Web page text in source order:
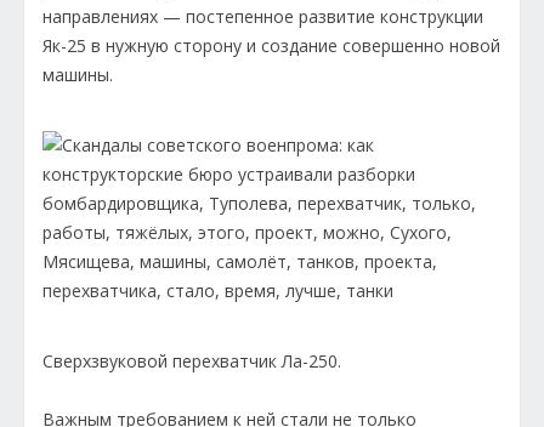
направлениях — постепенное развитие конструкции
Як-25 в нужную сторону и создание совершенно новой
машины.
Сверхзвуковой перехватчик Ла-250.
Важным требованием к ней стали не только